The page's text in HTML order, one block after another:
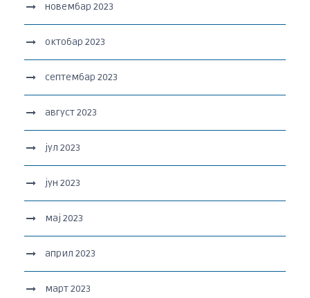
новембар 2023
октобар 2023
септембар 2023
август 2023
јул 2023
јун 2023
мај 2023
април 2023
март 2023